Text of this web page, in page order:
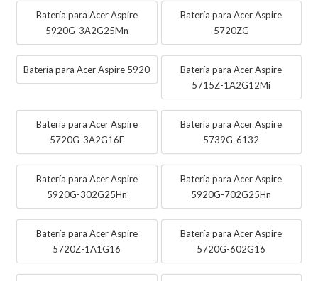
Batería para Acer Aspire
5920G-3A2G25Mn
Batería para Acer Aspire
5720ZG
Batería para Acer Aspire 5920
Batería para Acer Aspire
5715Z-1A2G12Mi
Batería para Acer Aspire
5720G-3A2G16F
Batería para Acer Aspire
5739G-6132
Batería para Acer Aspire
5920G-302G25Hn
Batería para Acer Aspire
5920G-702G25Hn
Batería para Acer Aspire
5720Z-1A1G16
Batería para Acer Aspire
5720G-602G16